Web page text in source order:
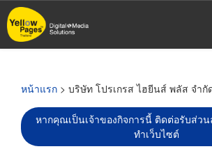
ข้าม
ไป
หน้าแรก > บริษัท โปรเกรส ไฮยีนส์ พลัส จำกั
หากคุณเป็นเจ้าของกิจการนี้ ติดต่อรับส่วน
ทำเว็บไซต์